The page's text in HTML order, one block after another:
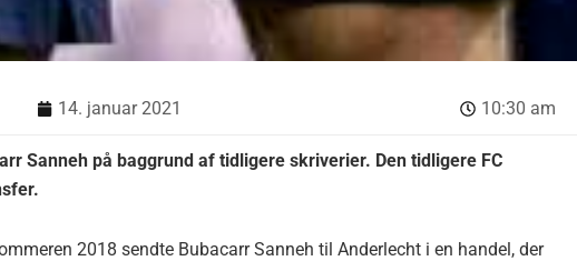
14. januar 2021 10:30 am
Sanneh på baggrund af tidligere skriverier. Den tidligere FC
2018 sendte Bubacarr Sanneh til Anderlecht i en handel, der